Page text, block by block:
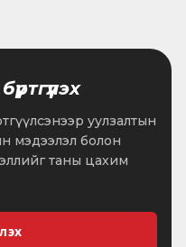
уулзалтын
мэдээлэл болон
таны цахим